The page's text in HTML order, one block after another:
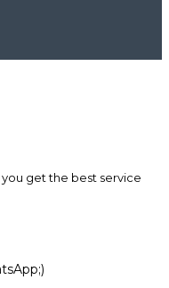
get the best service